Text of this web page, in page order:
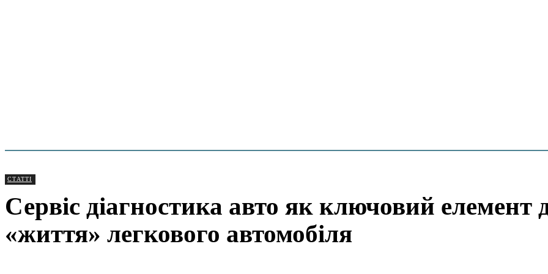
СТАТТІ
Сервіс діагностика авто як ключовий елемент
«життя» легкового автомобіля